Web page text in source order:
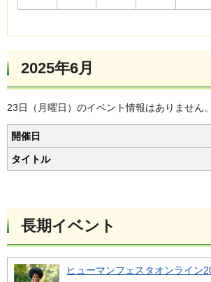
2025年6月
23日（月曜日）のイベント情報はありません。
開催日
タイトル
長期イベント
ヒューマンフェスタオンライン